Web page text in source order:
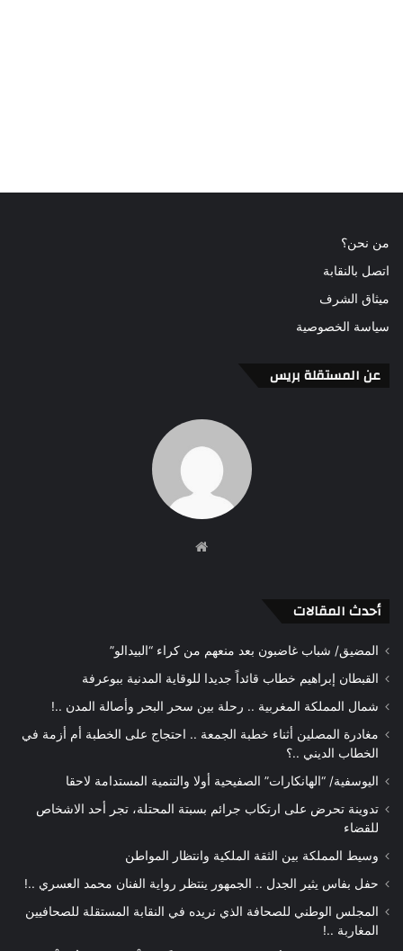
من نحن؟
اتصل بالنقابة
ميثاق الشرف
سياسة الخصوصية
عن المستقلة بريس
أحدث المقالات
المضيق/ شباب غاضبون بعد منعهم من كراء “البيدالو”
القبطان إبراهيم خطاب قائداً جديدا للوقاية المدنية ببوعرفة
شمال المملكة المغربية .. رحلة بين سحر البحر وأصالة المدن ..!
مغادرة المصلين أثناء خطبة الجمعة .. احتجاج على الخطبة أم أزمة في
الخطاب الديني ..؟
اليوسفية/ “الهانكارات” الصفيحية أولا والتنمية المستدامة لاحقا
تدوينة تحرض على ارتكاب جرائم بسبتة المحتلة، تجر أحد الاشخاص
للقضاء
وسيط المملكة بين الثقة الملكية وانتظار المواطن
حفل بفاس يثير الجدل .. الجمهور ينتظر رواية الفنان محمد العسري ..!
المجلس الوطني للصحافة الذي نريده في النقابة المستقلة للصحافيين
المغاربة ..!